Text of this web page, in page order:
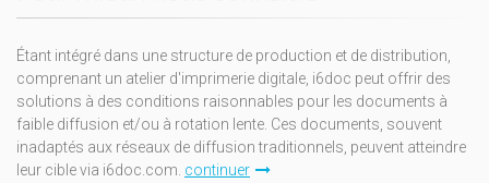
Étant intégré dans une structure de production et de distribution,
comprenant un atelier d'imprimerie digitale, i6doc peut offrir des
solutions à des conditions raisonnables pour les documents à
faible diffusion et/ou à rotation lente. Ces documents, souvent
inadaptés aux réseaux de diffusion traditionnels, peuvent atteindre
leur cible via i6doc.com. continuer